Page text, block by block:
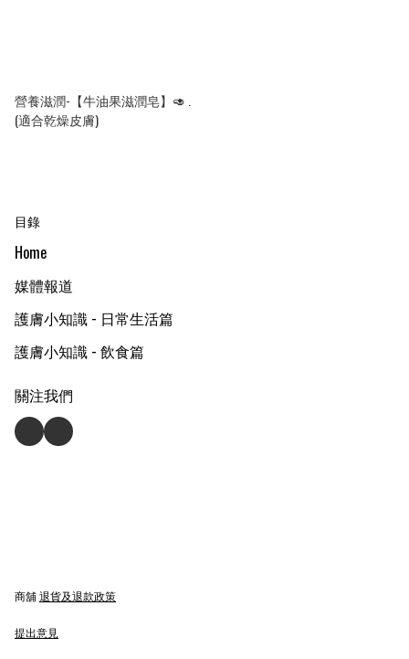
營養滋潤-【牛油果滋潤皂】🥑 .
(適合乾燥皮膚)
目錄
Home
媒體報道
護膚小知識 - 日常生活篇
護膚小知識 - 飲食篇
關注我們
商舖退貨及退款政策
提出意見